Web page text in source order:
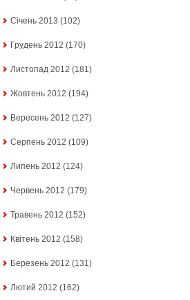
Січень 2013 (102)
Грудень 2012 (170)
Листопад 2012 (181)
Жовтень 2012 (194)
Вересень 2012 (127)
Серпень 2012 (109)
Липень 2012 (124)
Червень 2012 (179)
Травень 2012 (152)
Квітень 2012 (158)
Березень 2012 (131)
Лютий 2012 (162)